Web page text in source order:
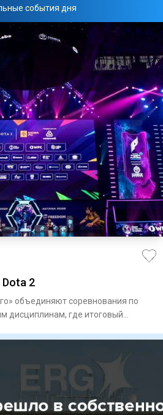
события дня
2
объединяют соревнования по
дисциплинам, где итоговый